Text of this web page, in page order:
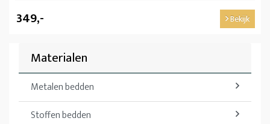
349,- Bekijk
Materialen
Metalen bedden
Stoffen bedden